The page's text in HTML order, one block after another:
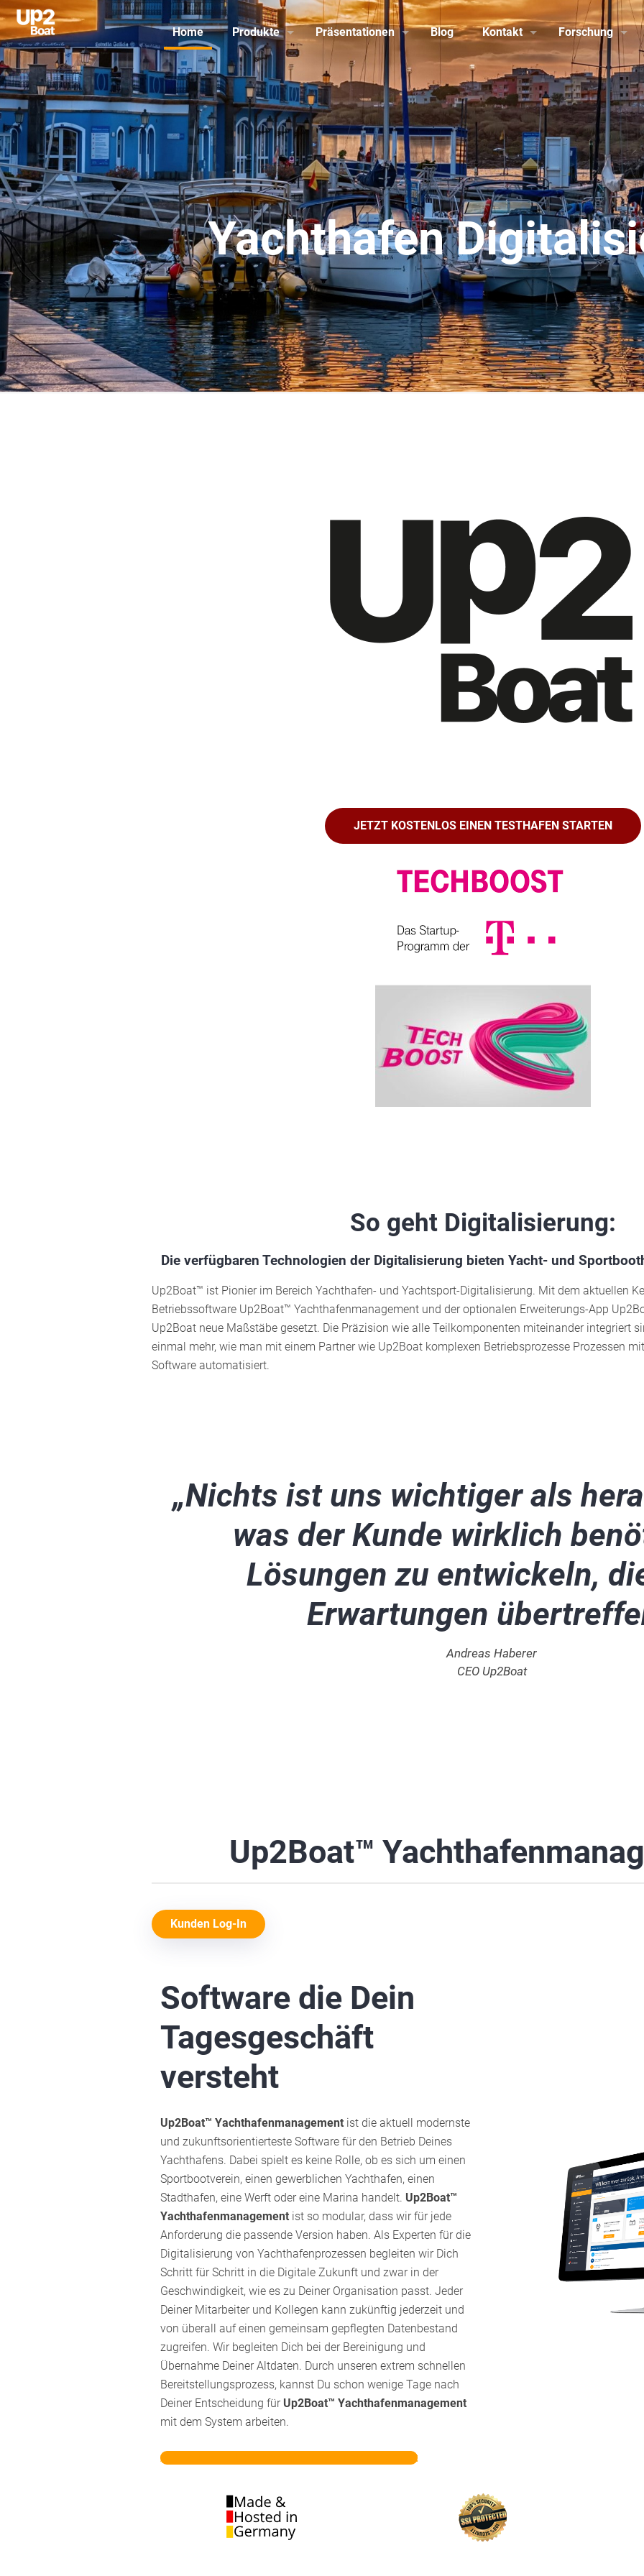
Home Produkte Präsentationen Blog Kontakt Forschung
Yachthafen
JETZT KOSTENLOS EINEN TESTHAFEN STARTEN
So geht Digitalisierung:
Die verfügbaren Technologien der Digitalisierung bieten Yacht- und
Up2Boat™ ist Pionier im Bereich Yachthafen- und Yachtsport-Digitalisierung. Mit dem aktuellen
Betriebssoftware Up2Boat™ Yachthafenmanagement und der optionalen Erweiterungs-App
Up2Boat neue Maßstäbe gesetzt. Die Präzision wie alle Teilkomponenten miteinander integriert
einmal mehr, wie man mit einem Partner wie Up2Boat komplexen Betriebsprozesse Prozessen
Software automatisiert.
„Nichts ist uns wichtiger als
was der Kunde wirklich
Lösungen zu entwickeln,
Erwartungen
Andreas Haberer
CEO Up2Boat
Up2Boat™
Kunden Log-In
Software die Dein
Tagesgeschäft
versteht
Up2Boat™ Yachthafenmanagement ist die aktuell modernste
und zukunftsorientierteste Software für den Betrieb Deines
Yachthafens. Dabei spielt es keine Rolle, ob es sich um einen
Sportbootverein, einen gewerblichen Yachthafen, einen
Stadthafen, eine Werft oder eine Marina handelt. Up2Boat™
Yachthafenmanagement ist so modular, dass wir für jede
Anforderung die passende Version haben. Als Experten für die
Digitalisierung von Yachthafenprozessen begleiten wir Dich
Schritt für Schritt in die Digitale Zukunft und zwar in der
Geschwindigkeit, wie es zu Deiner Organisation passt. Jeder
Deiner Mitarbeiter und Kollegen kann zukünftig jederzeit und
von überall auf einen gemeinsam gepflegten Datenbestand
zugreifen. Wir begleiten Dich bei der Bereinigung und
Übernahme Deiner Altdaten. Durch unseren extrem schnellen
Bereitstellungsprozess, kannst Du schon wenige Tage nach
Deiner Entscheidung für Up2Boat™ Yachthafenmanagement
mit dem System arbeiten.
Alle Details zu Yachthafenmanagement